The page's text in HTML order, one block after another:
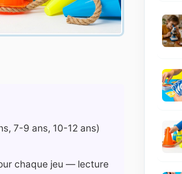
7-9 ans, 10-12 ans)
chaque jeu — lecture